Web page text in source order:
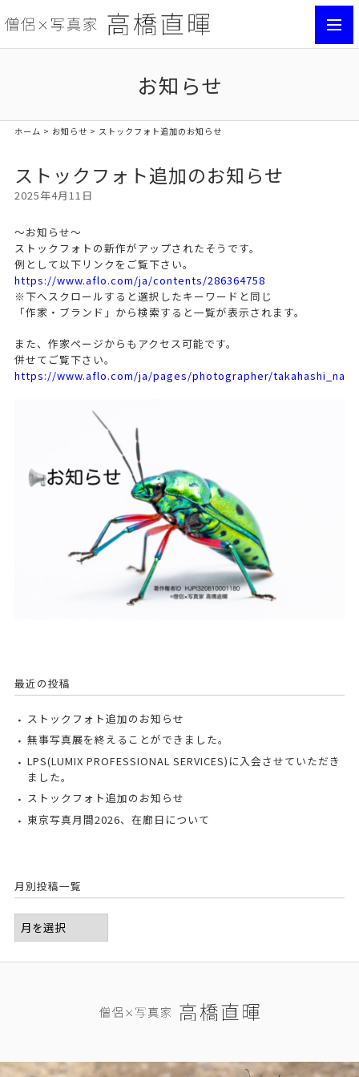
お知らせ
ホーム > お知らせ > ストックフォト追加のお知らせ
ストックフォト追加のお知らせ
2025年4月11日
〜お知らせ〜
ストックフォトの新作がアップされたそうです。
例として以下リンクをご覧下さい。
https://www.aflo.com/ja/contents/286364758
※下へスクロールすると選択したキーワードと同じ
「作家・ブランド」から検索すると一覧が表示されます。
また、作家ページからもアクセス可能です。
併せてご覧下さい。
https://www.aflo.com/ja/pages/photographer/
最近の投稿
ストックフォト追加のお知らせ
無事写真展を終えることができました。
LPS(LUMIX PROFESSIONAL SERVICES)に入会させていただき
ました。
ストックフォト追加のお知らせ
東京写真月間2026、在廊日について
月別投稿一覧